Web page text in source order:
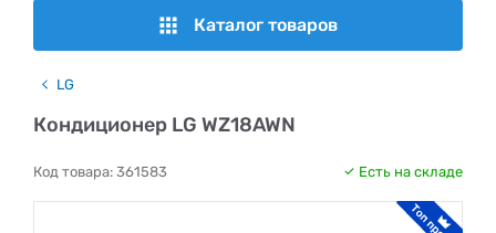
Каталог товаров
LG
Кондиционер LG WZ18AWN
Код товара: 361583 Есть на складе